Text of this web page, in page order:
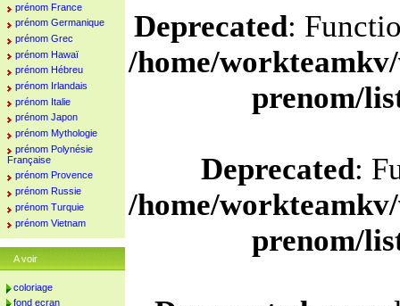
Deprecated:
/home/
prenom/
Deprecated:
/home/
prenom/
prénom France
prénom Germanique
prénom Grec
prénom Hawaï
prénom Hébreu
prénom Irlandais
prénom Italie
prénom Japon
prénom Mythologie
prénom Polynésie
Française
prénom Provence
prénom Russie
prénom Turquie
prénom Vietnam
A voir
coloriage
fond ecran